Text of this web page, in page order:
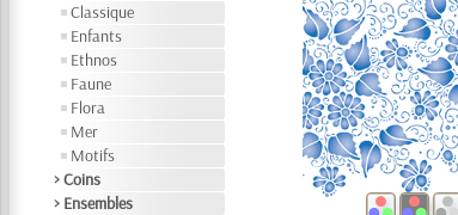
Classique
Enfants
Ethnos
Faune
Flora
Mer
Motifs
> Coins
> Ensembles